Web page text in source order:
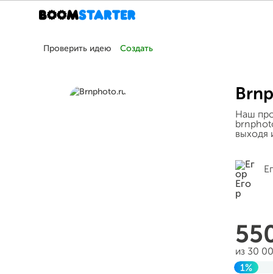
Проверить идею Создать
Наш
выходя
из 30
1%